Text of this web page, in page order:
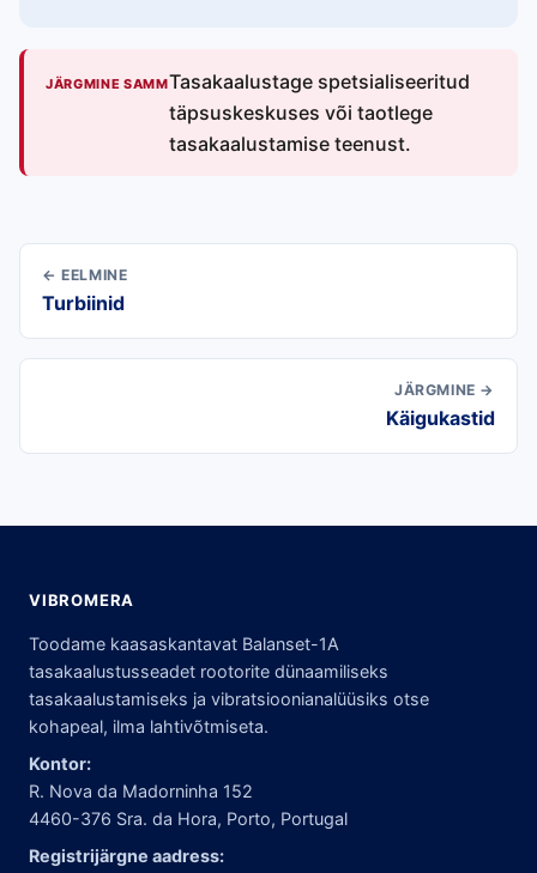
JÄRGMINE SAMMTasakaalustage spetsialiseeritud
täpsuskeskuses või taotlege
tasakaalustamise teenust.
← EELMINE
Turbiinid
JÄRGMINE →
Käigukastid
VIBROMERA
Toodame kaasaskantavat Balanset-1A
tasakaalustusseadet rootorite dünaamiliseks
tasakaalustamiseks ja vibratsioonianalüüsiks otse
kohapeal, ilma lahtivõtmiseta.
Kontor:
R. Nova da Madorninha 152
4460-376 Sra. da Hora, Porto, Portugal
Registrijärgne aadress: